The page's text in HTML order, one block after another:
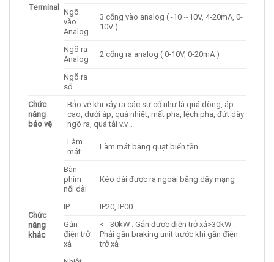
Terminal
Ngõ
vào
Analog
3 cổng vào analog ( -10 ~10V, 4-20mA, 0-
10V )
Ngõ ra
Analog
2 cổng ra analog ( 0-10V, 0-20mA )
Ngõ ra
số
Chức
năng
bảo vệ
Bảo vệ khi xảy ra các sự cố như là quá dòng, áp
cao, dưới áp, quá nhiệt, mất pha, lệch pha, đứt dây
ngõ ra, quá tải v.v…
Chức
năng
khác
Làm
mát
Làm mát bằng quạt biến tần
Bàn
phím
nối dài
Kéo dài được ra ngoài bằng dây mạng
IP
IP20, IP00
Gắn
điện trở
xả
<= 30kW : Gắn được điện trở xả>30kW :
Phải gắn braking unit trước khi gắn điện
trở xả